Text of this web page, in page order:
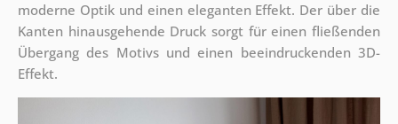
moderne Optik und einen eleganten Effekt. Der über die
Kanten hinausgehende Druck sorgt für einen fließenden
Übergang des Motivs und einen beeindruckenden 3D-
Effekt.